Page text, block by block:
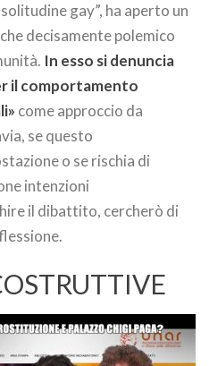
gay”, ha aperto un
decisamente polemico
In esso si denuncia
il comportamento
come approccio da
se questo
o se rischia di
intenzioni
il dibattito, cercherò di